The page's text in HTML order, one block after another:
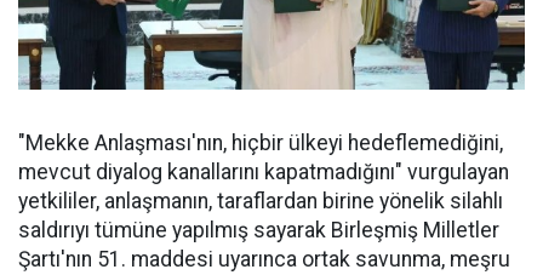
"Mekke Anlaşması'nın, hiçbir ülkeyi hedeflemediğini,
mevcut diyalog kanallarını kapatmadığını" vurgulayan
yetkililer, anlaşmanın, taraflardan birine yönelik silahlı
saldırıyı tümüne yapılmış sayarak Birleşmiş Milletler
Şartı'nın 51. maddesi uyarınca ortak savunma, meşru